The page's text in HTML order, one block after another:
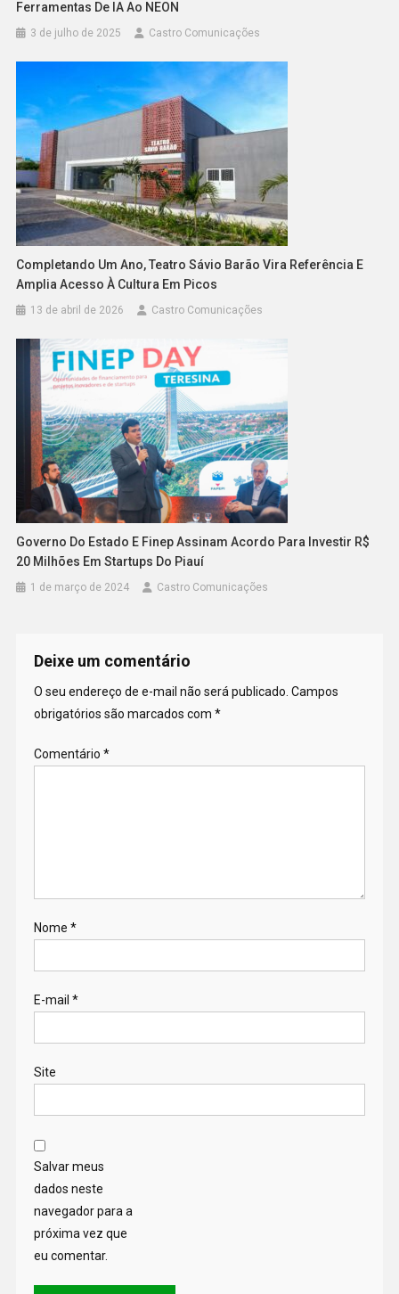
Ferramentas De IA Ao NEON
3 de julho de 2025 Castro Comunicações
Completando Um Ano, Teatro Sávio Barão Vira Referência E
Amplia Acesso À Cultura Em Picos
13 de abril de 2026 Castro Comunicações
Governo Do Estado E Finep Assinam Acordo Para Investir R$
20 Milhões Em Startups Do Piauí
1 de março de 2024 Castro Comunicações
Deixe um comentário
O seu endereço de e-mail não será publicado. Campos
obrigatórios são marcados com *
Comentário *
Nome *
E-mail *
Site
Salvar meus
dados neste
navegador para a
próxima vez que
eu comentar.